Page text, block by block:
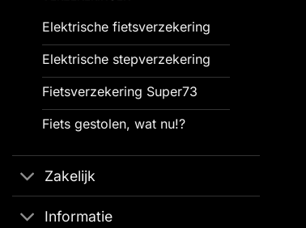
Elektrische fietsverzekering
Elektrische stepverzekering
Fietsverzekering Super73
Fiets gestolen, wat nu!?
Zakelijk
Informatie